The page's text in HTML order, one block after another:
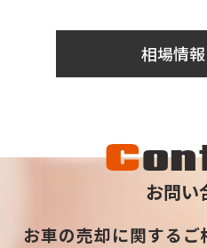
相場情
C
お問い
お車の売却に関するご